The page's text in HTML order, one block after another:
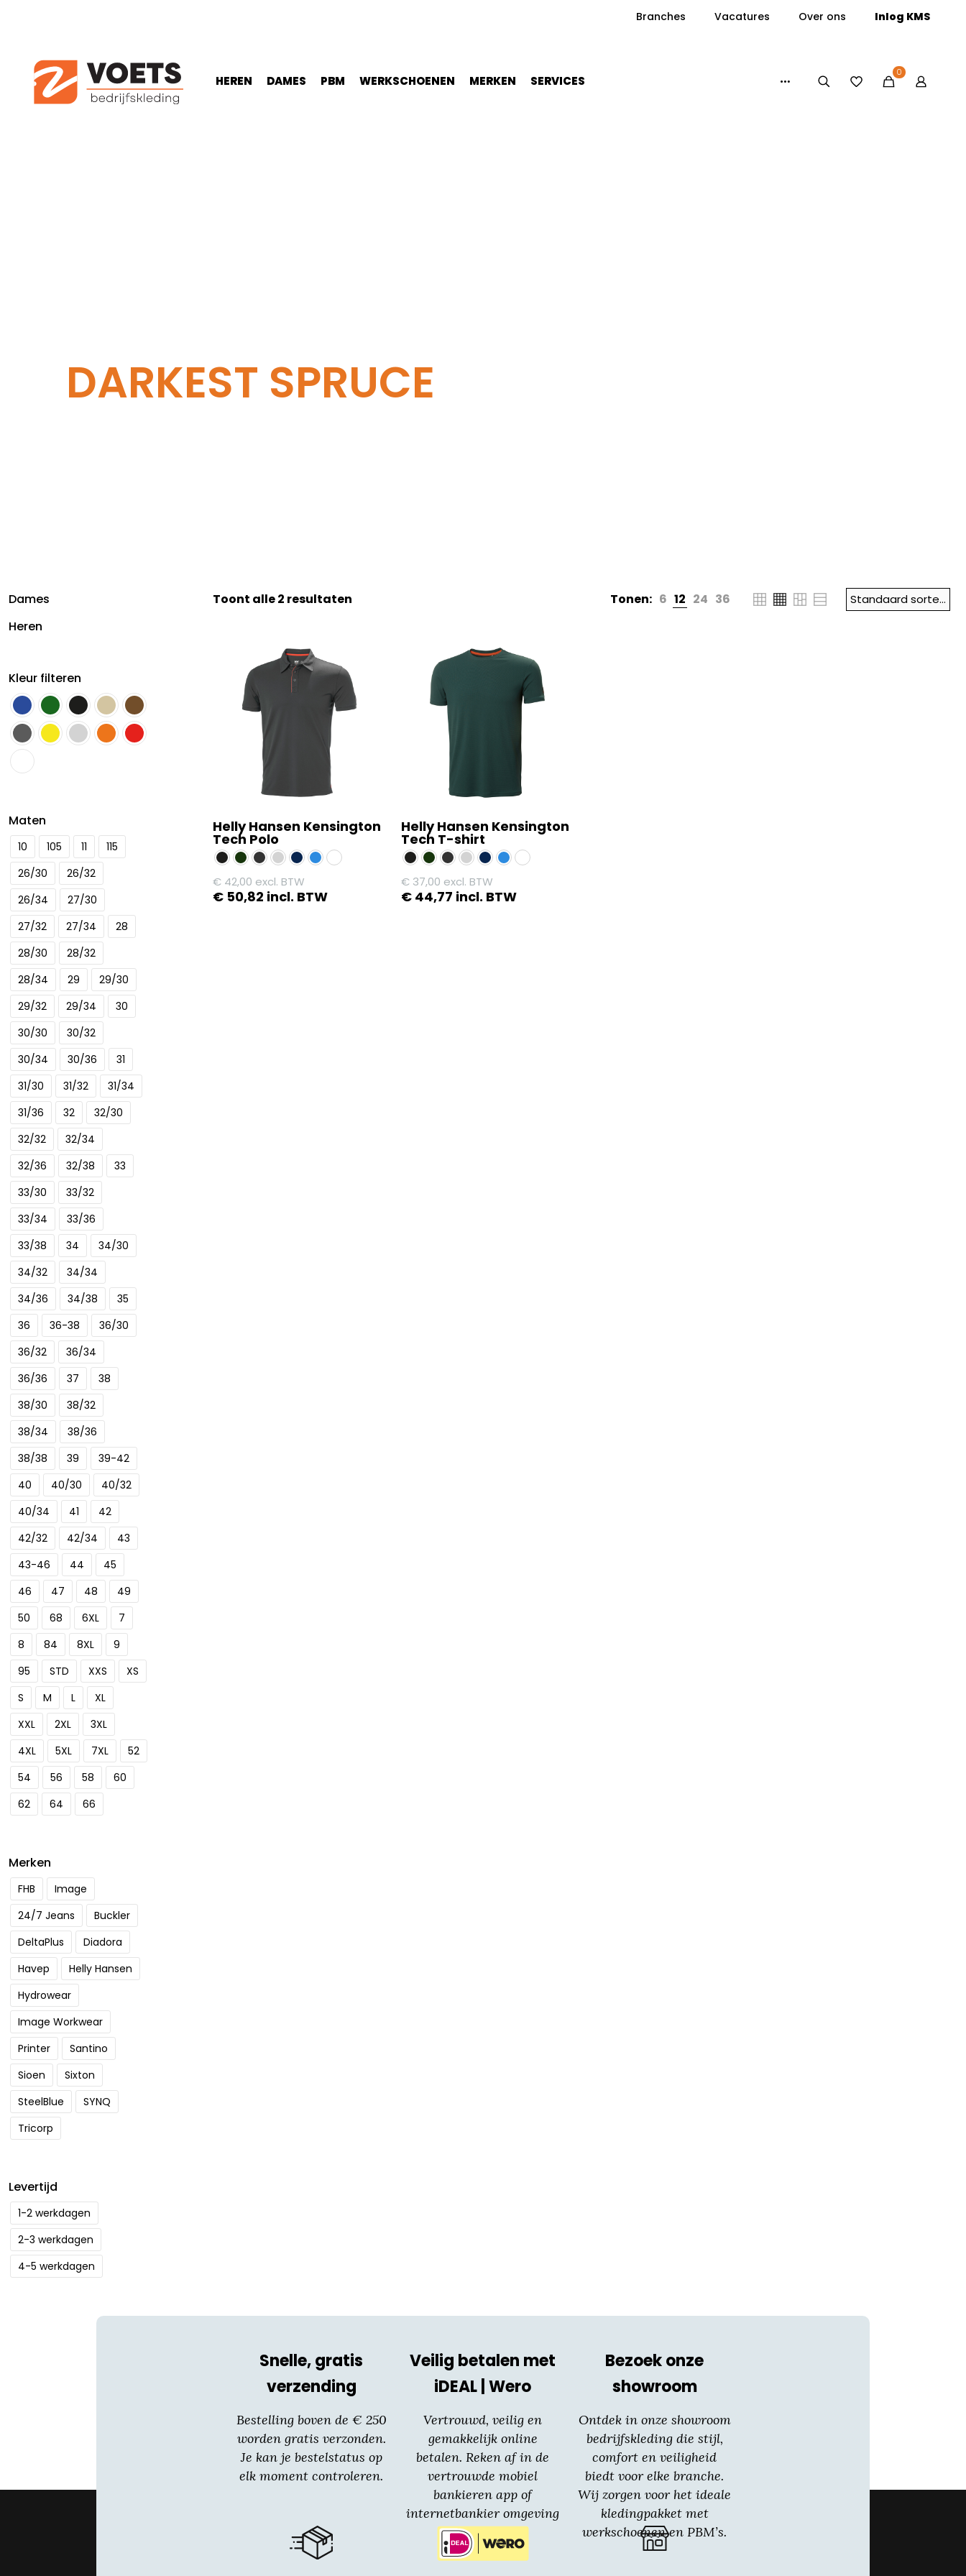
Branches Vacatures Over ons Inlog KMS
HEREN DAMES PBM WERKSCHOENEN MERKEN SERVICES
0
DARKEST SPRUCE
Dames
Heren
Kleur filteren
Maten
10 105 11
115
26/30
26/32
26/34
27/30
27/32
27/34
28
28/30
28/32
28/34
29
29/30
29/32
29/34
30
30/30
30/32
30/34
30/36
31
31/30
31/32
31/34
31/36
32
32/30
32/32
32/34
32/36
32/38
33
33/30
33/32
33/34
33/36
33/38
34
34/30
34/32
34/34
34/36
34/38
35
36
36-38
36/30
36/32
36/34
36/36
37
38
38/30
38/32
38/34
38/36
38/38
39
39-42
40
40/30
40/32
40/34
41
42
42/32
42/34
43
43-46
44
45
46
47 48
49
50
68 6XL
7
8
84 8XL
9
95
STD XXS
XS
S
M L
XL
XXL
2XL
3XL
4XL
5XL 7XL
52
54
56 58
60
62
64 66
Merken
FHB
Image
24/7 Jeans
Buckler
DeltaPlus
Diadora
Havep
Helly Hansen
Hydrowear
Image Workwear
Printer
Santino
Sioen
Sixton
SteelBlue
SYNQ
Tricorp
Levertijd
1-2 werkdagen
2-3 werkdagen
4-5 werkdagen
Toont alle 2 resultaten Tonen: 6 12 24 36
Helly Hansen Kensington
Tech Polo
€ 42,00 excl. BTW
€ 50,82 incl. BTW
Helly Hansen Kensington
Tech T-shirt
€37,00 excl. BTW
€44,77 incl. BTW
Snelle, gratis
verzending
Bestelling boven de € 250
worden gratis verzonden.
Je kan je bestelstatus op
elk moment controleren.
Veilig betalen met
iDEAL | Wero
Vertrouwd, veilig en
gemakkelijk online
betalen. Reken af in de
vertrouwde mobiel
bankieren app of
internetbankier omgeving
van jouw bank.
Bezoek onze
showroom
Ontdek in onze showroom
bedrijfskleding die stijl,
comfort en veiligheid
biedt voor elke branche.
Wij zorgen voor het ideale
kledingpakket met
werkschoenen en PBM’s.